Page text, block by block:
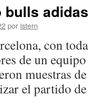
por istern
con
de un
muestras
el partido